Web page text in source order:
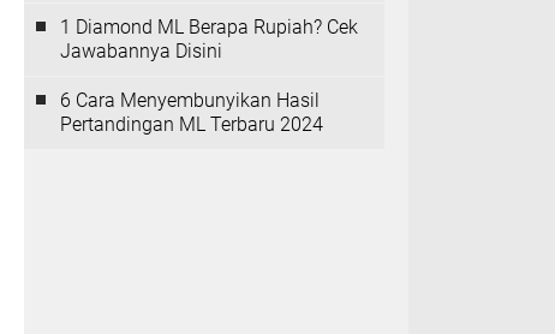
1 Diamond ML Berapa Rupiah? Cek
Jawabannya Disini
6 Cara Menyembunyikan Hasil
Pertandingan ML Terbaru 2024